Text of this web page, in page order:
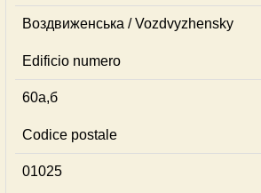
Воздвиженська / Vozdvyzhensky
Edificio numero
60а,б
Codice postale
01025